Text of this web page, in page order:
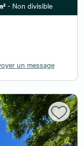
- Non divisible
un message